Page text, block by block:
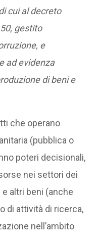
cui al decreto
gestito
e
ad evidenza
di beni e
che operano
(pubblica o
poteri decisionali,
nei settori dei
altri beni (anche
di attività di ricerca,
nell’ambito